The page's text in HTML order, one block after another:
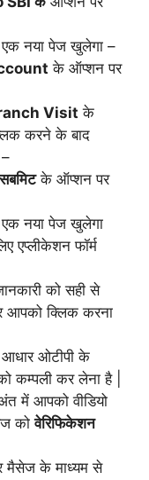
नया पेज खुलेगा –
के ऑप्शन पर
Visit के
करने के बाद
सबमिटके ऑप्शन पर
नया पेज खुलेगा
एप्लीकेशन फॉर्म
को सही से
क्लिक करना
ओटीपी के
कम्पली कर लेना है |
में आपको वीडियो
कोवेरिफिकेशन
मैसेज के माध्यम से